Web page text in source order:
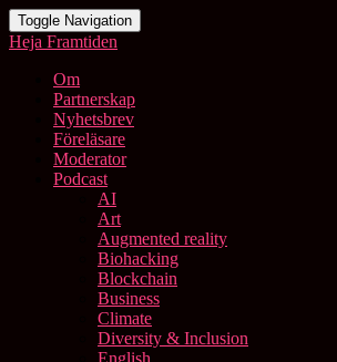
Toggle Navigation
Heja Framtiden
Om
Partnerskap
Nyhetsbrev
Föreläsare
Moderator
Podcast
AI
Art
Augmented reality
Biohacking
Blockchain
Business
Climate
Diversity & Inclusion
English